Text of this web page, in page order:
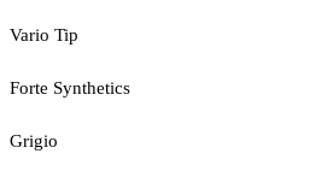
Vario Tip
Forte Synthetics
Grigio